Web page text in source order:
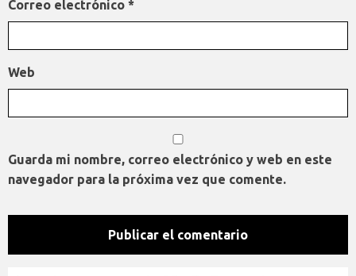
Correo electrónico *
Web
Guarda mi nombre, correo electrónico y web en este
navegador para la próxima vez que comente.